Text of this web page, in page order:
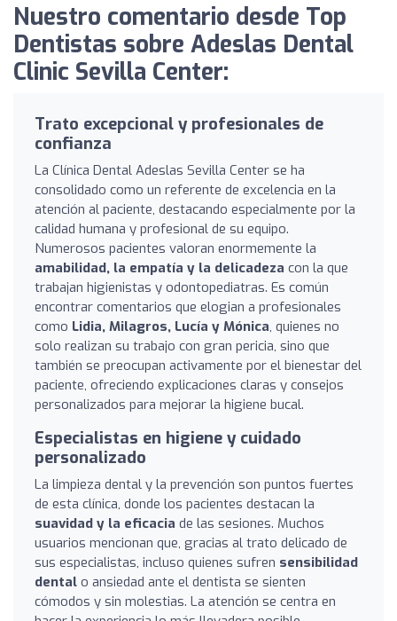
Nuestro comentario desde Top
Dentistas sobre Adeslas Dental
Clinic Sevilla Center:
Trato excepcional y profesionales de
confianza
La Clínica Dental Adeslas Sevilla Center se ha
consolidado como un referente de excelencia en la
atención al paciente, destacando especialmente por la
calidad humana y profesional de su equipo.
Numerosos pacientes valoran enormemente la
amabilidad, la empatía y la delicadeza con la que
trabajan higienistas y odontopediatras. Es común
encontrar comentarios que elogian a profesionales
como Lidia, Milagros, Lucía y Mónica, quienes no
solo realizan su trabajo con gran pericia, sino que
también se preocupan activamente por el bienestar del
paciente, ofreciendo explicaciones claras y consejos
personalizados para mejorar la higiene bucal.
Especialistas en higiene y cuidado
personalizado
La limpieza dental y la prevención son puntos fuertes
de esta clínica, donde los pacientes destacan la
suavidad y la eficacia de las sesiones. Muchos
usuarios mencionan que, gracias al trato delicado de
sus especialistas, incluso quienes sufren sensibilidad
dental o ansiedad ante el dentista se sienten
cómodos y sin molestias. La atención se centra en